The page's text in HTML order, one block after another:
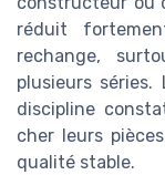
réduit
rechange,
plusieurs
discipline
cher leurs
qualité stable.